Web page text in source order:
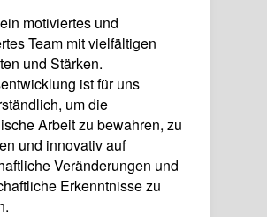
motiviertes und
Team mit vielfältigen
und Stärken.
ist für uns
um die
Arbeit zu bewahren, zu
und innovativ auf
Veränderungen und
Erkenntnisse zu